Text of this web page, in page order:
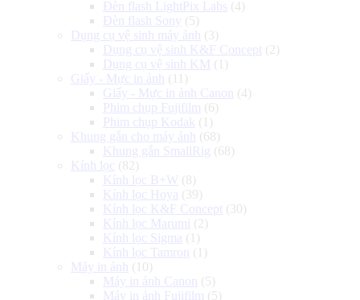
Đèn flash LightPix Labs (4)
Đèn flash Sony (5)
Dụng cụ vệ sinh máy ảnh
(3)
Dụng cụ vệ sinh K&F Concept (2)
Dụng cụ vệ sinh KM (1)
Giấy - Mực in ảnh
(11)
Giấy - Mực in ảnh Canon
(4)
Phim chụp Fujifilm (6)
Phim chụp Kodak (1)
Khung gắn cho máy ảnh
(68)
Khung gắn SmallRig (68)
Kính lọc (82)
Kính lọc B+W (8)
Kính lọc Hoya (39)
Kính lọc K&F Concept (30)
Kính lọc Marumi (2)
Kính lọc Sigma (1)
Kính lọc Tamron
(1)
Máy in ảnh
(10)
Máy in ảnh Canon
(5)
Máy in ảnh Fujifilm (5)